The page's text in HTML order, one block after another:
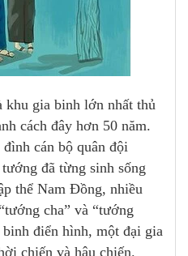
gia binh lớn nhất thủ
cách đây hơn 50 năm.
cán bộ quân đội
đã từng sinh sống
thể Nam Đồng, nhiều
cha” và “tướng
điển hình, một đại gia
chiến và hậu chiến.